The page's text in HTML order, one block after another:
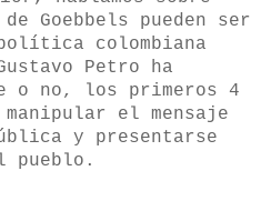
Goebbels pueden ser
colombiana
Petro ha
o no, los primeros 4
el mensaje
y presentarse
pueblo.